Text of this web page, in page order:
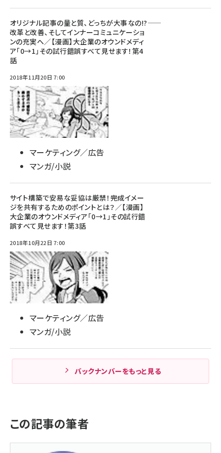
オリジナル記事の量と質、どっちが大事なの!?――
改革と改善、そしてインナーコミュニケーショ
ンの充実へ／【漫画】大企業のオウンドメディ
ア「0→1」その試行錯誤すべて見せます！第4
話
2018年11月20日 7:00
マーケティング／広告
マンガ/小説
サイト構築で安易な妥協は厳禁！――完成イメー
ジを共有するためのポイントとは？／【漫画】
大企業のオウンドメディア「0→1」その試行錯
誤すべて見せます！第3話
2018年10月22日 7:00
マーケティング／広告
マンガ/小説
バックナンバーをもっと見る
この記事の筆者